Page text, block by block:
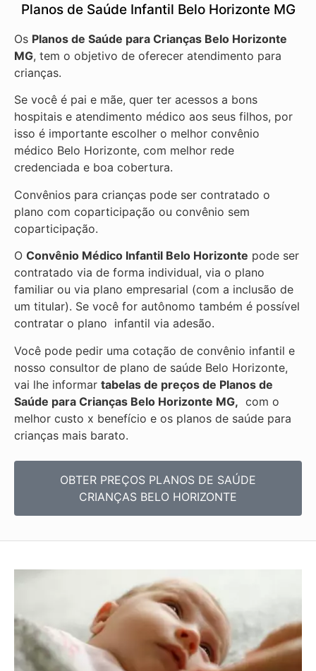
Planos de Saúde Infantil Belo Horizonte MG
Os Planos de Saúde para Crianças Belo Horizonte
MG, tem o objetivo de oferecer atendimento para
crianças.
Se você é pai e mãe, quer ter acessos a bons
hospitais e atendimento médico aos seus filhos, por
isso é importante escolher o melhor convênio
médico Belo Horizonte, com melhor rede
credenciada e boa cobertura.
Convênios para crianças pode ser contratado o
plano com coparticipação ou convênio sem
coparticipação.
O Convênio Médico Infantil Belo Horizonte pode ser
contratado via de forma individual, via o plano
familiar ou via plano empresarial (com a inclusão de
um titular). Se você for autônomo também é possível
contratar o plano infantil via adesão.
Você pode pedir uma cotação de convênio infantil e
nosso consultor de plano de saúde Belo Horizonte,
vai lhe informar tabelas de preços de Planos de
Saúde para Crianças Belo Horizonte MG, com o
melhor custo x benefício e os planos de saúde para
crianças mais barato.
OBTER PREÇOS PLANOS DE SAÚDE
CRIANÇAS BELO HORIZONTE